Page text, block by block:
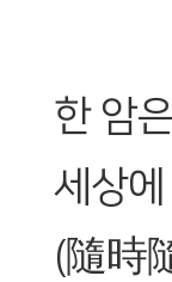
한 암
세상
(隨時